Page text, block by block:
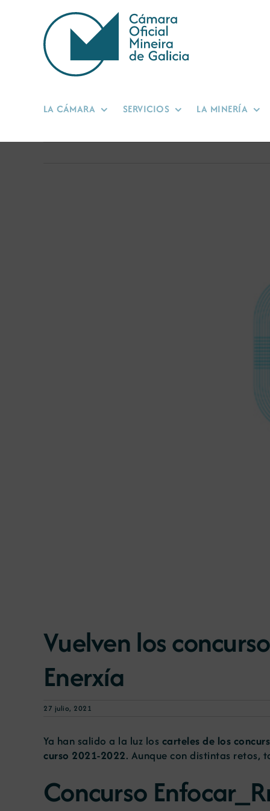
contenido
LA CÁMARA SERVICIOS LA MINERÍA
Vuelven los
Enerxía
27 julio, 2021
Ya han salido a la luz los carteles de los
curso 2021-2022. Aunque con distintas retos,
Concurso